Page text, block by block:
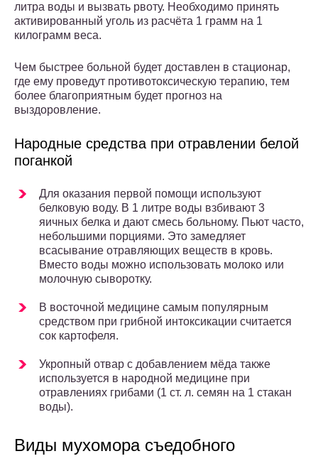
литра воды и вызвать рвоту. Необходимо принять
активированный уголь из расчёта 1 грамм на 1
килограмм веса.
Чем быстрее больной будет доставлен в стационар,
где ему проведут противотоксическую терапию, тем
более благоприятным будет прогноз на
выздоровление.
Народные средства при отравлении белой
поганкой
Для оказания первой помощи используют
белковую воду. В 1 литре воды взбивают 3
яичных белка и дают смесь больному. Пьют часто,
небольшими порциями. Это замедляет
всасывание отравляющих веществ в кровь.
Вместо воды можно использовать молоко или
молочную сыворотку.
В восточной медицине самым популярным
средством при грибной интоксикации считается
сок картофеля.
Укропный отвар с добавлением мёда также
используется в народной медицине при
отравлениях грибами (1 ст. л. семян на 1 стакан
воды).
Виды мухомора съедобного